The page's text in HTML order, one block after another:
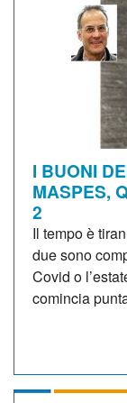
I BUONI
MASPES,
2
Il tempo è
due sono
Covid o
comincia